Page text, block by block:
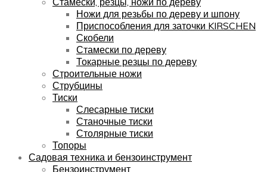
Ножи для резьбы по дереву и шпону
Приспособления для заточки KIRSCHEN
Скобели
Стамески по дереву
Токарные резцы по дереву
Строительные ножи
Струбцины
Тиски
Слесарные тиски
Станочные тиски
Столярные тиски
Топоры
Садовая техника и бензоинструмент
Бензоинструмент